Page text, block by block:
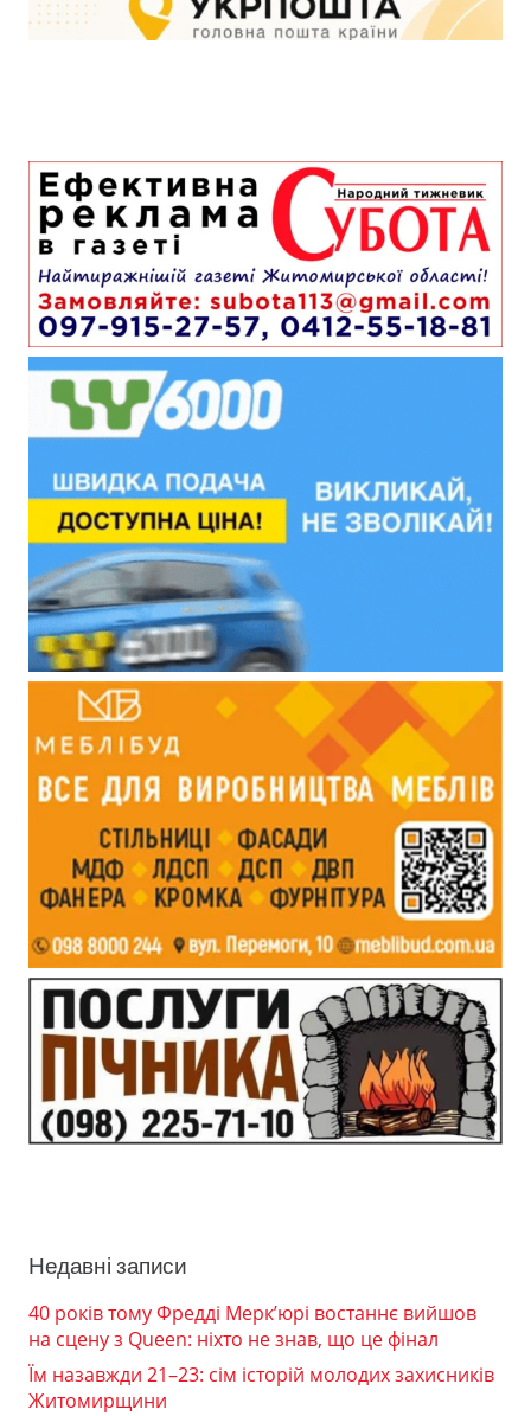
Недавні записи
40 років тому Фредді Мерк’юрі востаннє вийшов
на сцену з Queen: ніхто не знав, що це фінал
Їм назавжди 21–23: сім історій молодих захисників
Житомирщини